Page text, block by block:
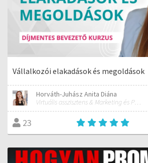
Vállalkozói elakadások és megoldások
Horváth-Juhász Anita Diána
Virtuális asszisztens & Marketing és PR szakember
23